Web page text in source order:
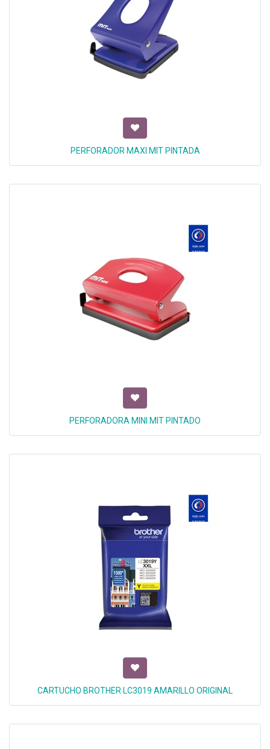
PERFORADOR MAXI MIT PINTADA
PERFORADORA MINI MIT PINTADO
CARTUCHO BROTHER LC3019 AMARILLO ORIGINAL